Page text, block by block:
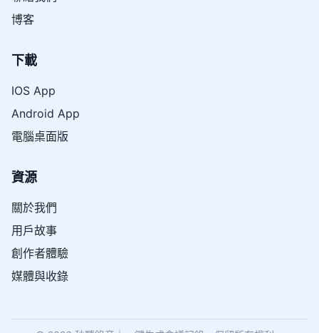
博客
下載
IOS App
Android App
電腦桌面版
資源
關於我們
用戶故事
創作者體驗
媒體與收錄